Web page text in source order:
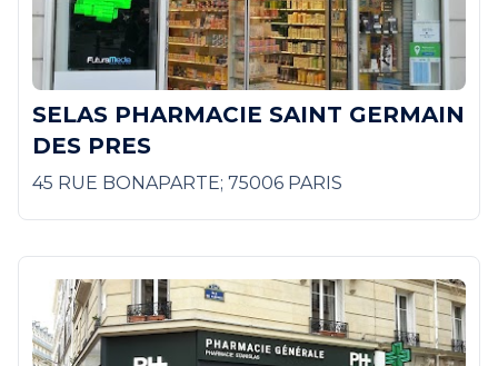
SELAS PHARMACIE SAINT GERMAIN
DES PRES
45 RUE BONAPARTE; 75006 PARIS